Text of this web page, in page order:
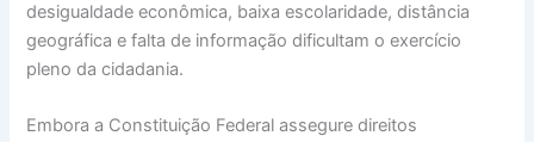
desigualdade econômica, baixa escolaridade, distância
geográfica e falta de informação dificultam o exercício
pleno da cidadania.
Embora a Constituição Federal assegure direitos